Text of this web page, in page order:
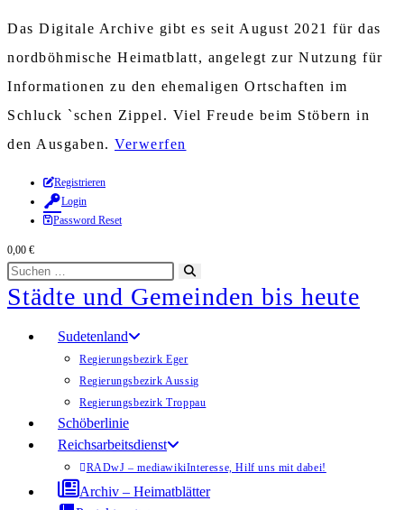
Das Digitale Archive gibt es seit August 2021 für das
nordböhmische Heimatblatt, angelegt zur Nutzung für
Informationen zu den ehemaligen Ortschaften im
Schluck `schen Zippel. Viel Freude beim Stöbern in
den Ausgaben. Verwerfen
Zum
Inhalt
springen
Registrieren
Login
Password Reset
0,00 €
Diese
Website
durchsuchen
starten
Städte und Gemeinden bis heute
Sudetenland
Regierungsbezirk Eger
Regierungsbezirk Aussig
Regierungsbezirk Troppau
Schöberlinie
Reichsarbeitsdienst
RADwJ – mediawikiInteresse, Hilf uns mit dabei!
Archiv – Heimatblätter